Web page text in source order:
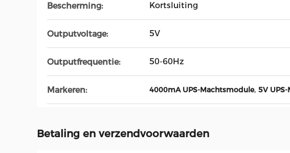
Bescherming: Kortsluiting
Outputvoltage: 5V
Outputfrequentie: 50-60Hz
Markeren: 4000mA UPS-Machtsmodule, 5V
Betaling en verzendvoorwaarden